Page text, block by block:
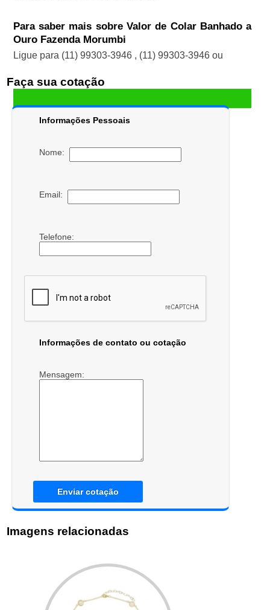
Para saber mais sobre Valor de Colar Banhado a
Ouro Fazenda Morumbi
Ligue para (11) 99303-3946 , (11) 99303-3946 ou
Faça sua cotação
Informações Pessoais
Nome:
Email:
Telefone:
Informações de contato ou cotação
Mensagem:
Enviar cotação
Imagens relacionadas